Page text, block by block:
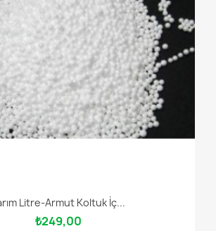
Litre-Armut Koltuk İç...
₺249,00